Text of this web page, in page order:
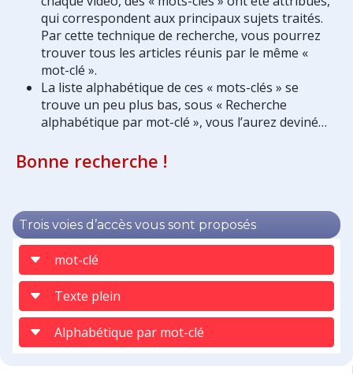
qui correspondent aux principaux sujets traités.
Par cette technique de recherche, vous pourrez
trouver tous les articles réunis par le même «
mot-clé ».
La liste alphabétique de ces « mots-clés » se
trouve un peu plus bas, sous « Recherche
alphabétique par mot-clé », vous l’aurez deviné…
Bonne recherche !
Trois voies d’accès vous sont proposés
mot-clé
Texte plein
Alphabétique par mot-clé